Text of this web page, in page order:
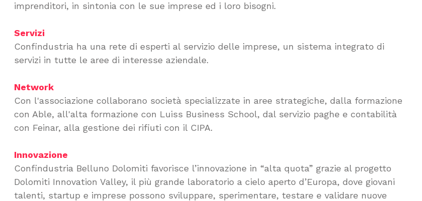
imprenditori, in sintonia con le sue imprese ed i loro bisogni.
Servizi
Confindustria ha una rete di esperti al servizio delle imprese, un sistema integrato di
servizi in tutte le aree di interesse aziendale.
Network
Con l'associazione collaborano società specializzate in aree strategiche, dalla formazione
con Able, all'alta formazione con Luiss Business School, dal servizio paghe e contabilità
con Feinar, alla gestione dei rifiuti con il CIPA.
Innovazione
Confindustria Belluno Dolomiti favorisce l’innovazione in “alta quota” grazie al progetto
Dolomiti Innovation Valley, il più grande laboratorio a cielo aperto d’Europa, dove giovani
talenti, startup e imprese possono sviluppare, sperimentare, testare e validare nuove